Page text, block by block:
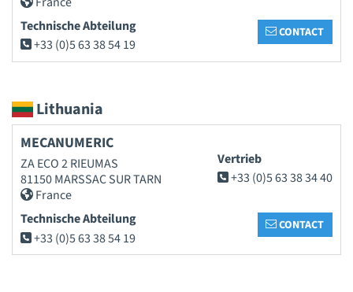
Technische Abteilung
+33 (0)5 63 38 54 19
CONTACT
Lithuania
MECANUMERIC
ZA ECO 2 RIEUMAS
81150 MARSSAC SUR TARN
France
Vertrieb
+33 (0)5 63 38 34 40
Technische Abteilung
+33 (0)5 63 38 54 19
CONTACT